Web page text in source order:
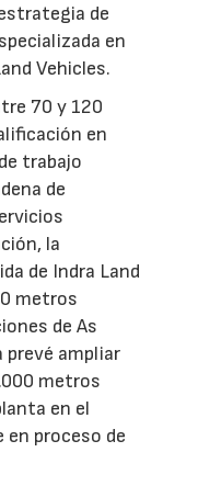
de
en
Vehicles.
70 y 120
en
trabajo
de
la
de Indra Land
metros
de As
prevé ampliar
metros
en el
proceso de